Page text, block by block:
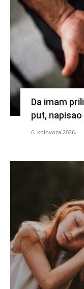
Da imam
put, napisao
6. kolovoza 2026.